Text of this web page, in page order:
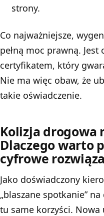
strony.
Co najważniejsze,
pełną moc prawną.
certyfikatem, który
Nie ma więc obaw, że
takie oświadczenie.
Kolizja drogowa
Dlaczego warto
cyfrowe
Jako doświadczony
„blaszane spotkanie”
tu same korzyści. Nowa